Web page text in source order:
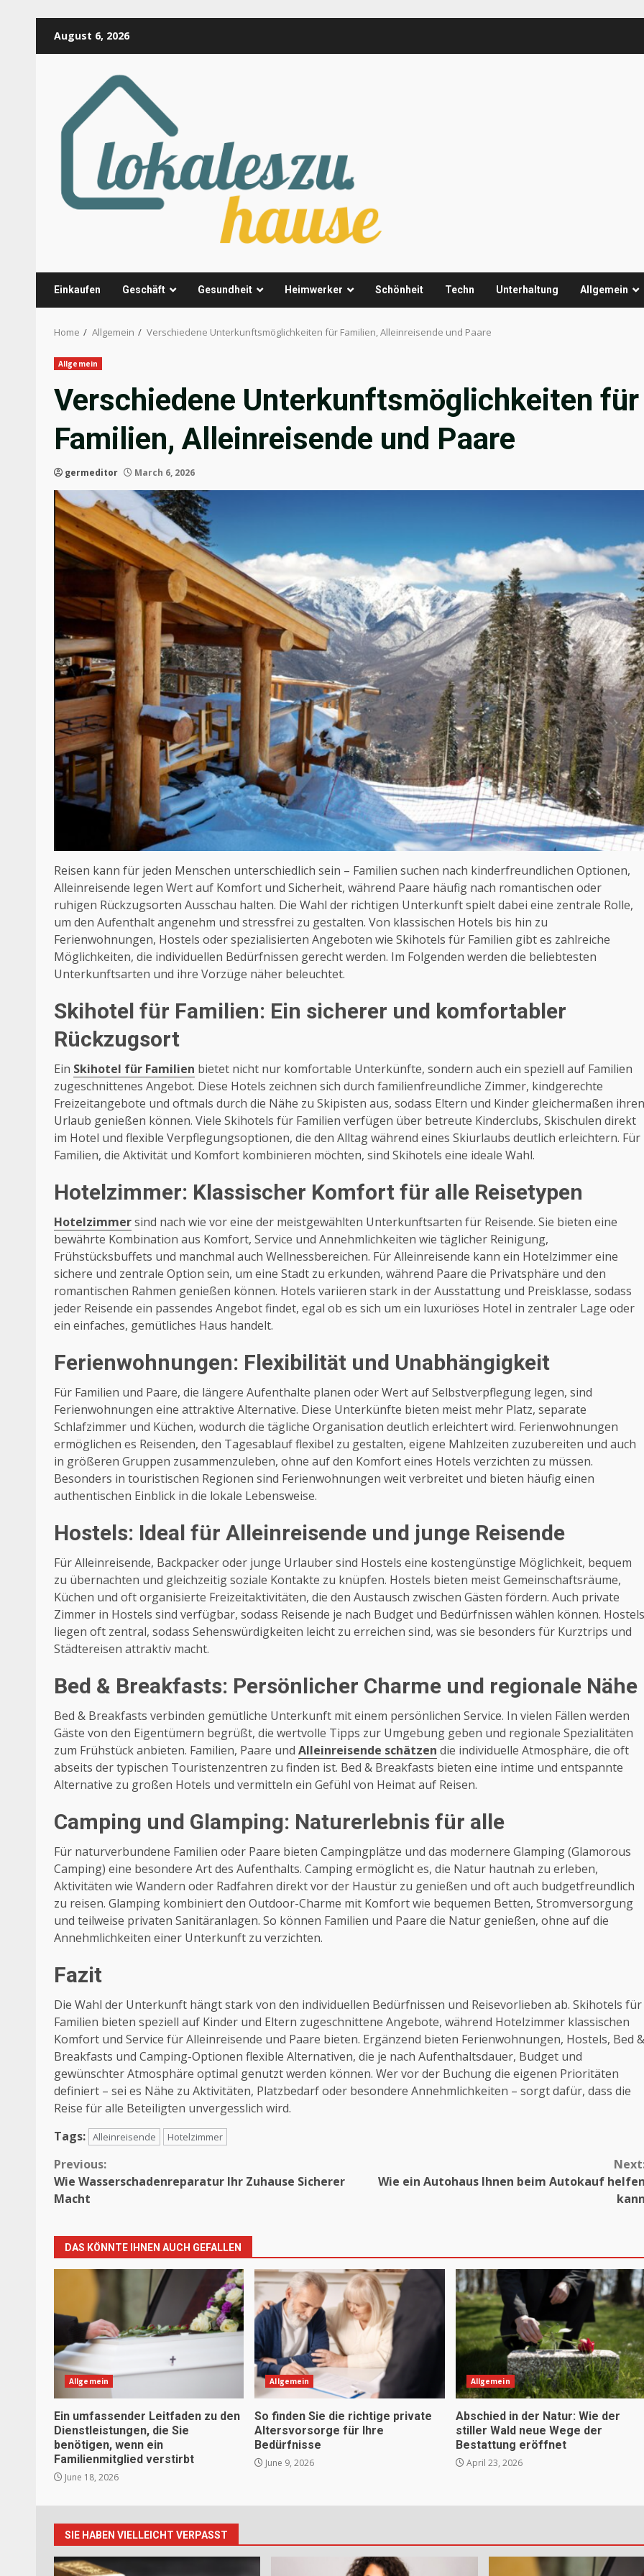
August 6, 2026
Einkaufen Geschäft Gesundheit Heimwerker Schönheit Techn Unterhaltung Allgemein
Home Allgemein Verschiedene Unterkunftsmöglichkeiten für Familien, Alleinreisende und Paare
Allgemein
Verschiedene Unterkunftsmöglichkeiten für
Familien, Alleinreisende und Paare
germeditor March 6, 2026
Reisen kann für jeden Menschen unterschiedlich sein – Familien suchen nach kinderfreundlichen Optionen,
Alleinreisende legen Wert auf Komfort und Sicherheit, während Paare häufig nach romantischen oder
ruhigen Rückzugsorten Ausschau halten. Die Wahl der richtigen Unterkunft spielt dabei eine zentrale Rolle,
um den Aufenthalt angenehm und stressfrei zu gestalten. Von klassischen Hotels bis hin zu
Ferienwohnungen, Hostels oder spezialisierten Angeboten wie Skihotels für Familien gibt es zahlreiche
Möglichkeiten, die individuellen Bedürfnissen gerecht werden. Im Folgenden werden die beliebtesten
Unterkunftsarten und ihre Vorzüge näher beleuchtet.
Skihotel für Familien: Ein sicherer und komfortabler
Rückzugsort
Ein Skihotel für Familien bietet nicht nur komfortable Unterkünfte, sondern auch ein speziell auf Familien
zugeschnittenes Angebot. Diese Hotels zeichnen sich durch familienfreundliche Zimmer, kindgerechte
Freizeitangebote und oftmals durch die Nähe zu Skipisten aus, sodass Eltern und Kinder gleichermaßen ihren
Urlaub genießen können. Viele Skihotels für Familien verfügen über betreute Kinderclubs, Skischulen direkt
im Hotel und flexible Verpflegungsoptionen, die den Alltag während eines Skiurlaubs deutlich erleichtern. Für
Familien, die Aktivität und Komfort kombinieren möchten, sind Skihotels eine ideale Wahl.
Hotelzimmer: Klassischer Komfort für alle Reisetypen
Hotelzimmersind nach wie vor eine der meistgewählten Unterkunftsarten für Reisende. Sie bieten eine
bewährte Kombination aus Komfort, Service und Annehmlichkeiten wie täglicher Reinigung,
Frühstücksbuffets und manchmal auch Wellnessbereichen. Für Alleinreisende kann ein Hotelzimmer eine
sichere und zentrale Option sein, um eine Stadt zu erkunden, während Paare die Privatsphäre und den
romantischen Rahmen genießen können. Hotels variieren stark in der Ausstattung und Preisklasse, sodass
jeder Reisende ein passendes Angebot findet, egal ob es sich um ein luxuriöses Hotel in zentraler Lage oder
ein einfaches, gemütliches Haus handelt.
Ferienwohnungen: Flexibilität und Unabhängigkeit
Für Familien und Paare, die längere Aufenthalte planen oder Wert auf Selbstverpflegung legen, sind
Ferienwohnungen eine attraktive Alternative. Diese Unterkünfte bieten meist mehr Platz, separate
Schlafzimmer und Küchen, wodurch die tägliche Organisation deutlich erleichtert wird. Ferienwohnungen
ermöglichen es Reisenden, den Tagesablauf flexibel zu gestalten, eigene Mahlzeiten zuzubereiten und auch
in größeren Gruppen zusammenzuleben, ohne auf den Komfort eines Hotels verzichten zu müssen.
Besonders in touristischen Regionen sind Ferienwohnungen weit verbreitet und bieten häufig einen
authentischen Einblick in die lokale Lebensweise.
Hostels: Ideal für Alleinreisende und junge Reisende
Für Alleinreisende, Backpacker oder junge Urlauber sind Hostels eine kostengünstige Möglichkeit, bequem
zu übernachten und gleichzeitig soziale Kontakte zu knüpfen. Hostels bieten meist Gemeinschaftsräume,
Küchen und oft organisierte Freizeitaktivitäten, die den Austausch zwischen Gästen fördern. Auch private
Zimmer in Hostels sind verfügbar, sodass Reisende je nach Budget und Bedürfnissen wählen können. Hostels
liegen oft zentral, sodass Sehenswürdigkeiten leicht zu erreichen sind, was sie besonders für Kurztrips und
Städtereisen attraktiv macht.
Bed & Breakfasts: Persönlicher Charme und regionale Nähe
Bed & Breakfasts verbinden gemütliche Unterkunft mit einem persönlichen Service. In vielen Fällen werden
Gäste von den Eigentümern begrüßt, die wertvolle Tipps zur Umgebung geben und regionale Spezialitäten
zum Frühstück anbieten. Familien, Paare und Alleinreisende schätzen die individuelle Atmosphäre, die oft
abseits der typischen Touristenzentren zu finden ist. Bed & Breakfasts bieten eine intime und entspannte
Alternative zu großen Hotels und vermitteln ein Gefühl von Heimat auf Reisen.
Camping und Glamping: Naturerlebnis für alle
Für naturverbundene Familien oder Paare bieten Campingplätze und das modernere Glamping (Glamorous
Camping) eine besondere Art des Aufenthalts. Camping ermöglicht es, die Natur hautnah zu erleben,
Aktivitäten wie Wandern oder Radfahren direkt vor der Haustür zu genießen und oft auch budgetfreundlich
zu reisen. Glamping kombiniert den Outdoor-Charme mit Komfort wie bequemen Betten, Stromversorgung
und teilweise privaten Sanitäranlagen. So können Familien und Paare die Natur genießen, ohne auf die
Annehmlichkeiten einer Unterkunft zu verzichten.
Fazit
Die Wahl der Unterkunft hängt stark von den individuellen Bedürfnissen und Reisevorlieben ab. Skihotels für
Familien bieten speziell auf Kinder und Eltern zugeschnittene Angebote, während Hotelzimmer klassischen
Komfort und Service für Alleinreisende und Paare bieten. Ergänzend bieten Ferienwohnungen, Hostels, Bed &
Breakfasts und Camping-Optionen flexible Alternativen, die je nach Aufenthaltsdauer, Budget und
gewünschter Atmosphäre optimal genutzt werden können. Wer vor der Buchung die eigenen Prioritäten
definiert – sei es Nähe zu Aktivitäten, Platzbedarf oder besondere Annehmlichkeiten – sorgt dafür, dass die
Reise für alle Beteiligten unvergesslich wird.
Tags: Alleinreisende Hotelzimmer
Continue
Reading
Previous:
Wie Wasserschadenreparatur Ihr Zuhause Sicherer
Macht
Wie ein Autohaus Ihnen beim Autokauf
DAS KÖNNTE IHNEN AUCH GEFALLEN
Allgemein
Ein umfassender Leitfaden zu den
Dienstleistungen, die Sie
benötigen, wenn ein
Familienmitglied verstirbt
June 18, 2026
Allgemein
So finden Sie die richtige private
Altersvorsorge für Ihre
Bedürfnisse
June 9, 2026
Allgemein
Abschied in der Natur: Wie der
stiller Wald neue Wege der
Bestattung eröffnet
April 23, 2026
SIE HABEN VIELLEICHT VERPASST